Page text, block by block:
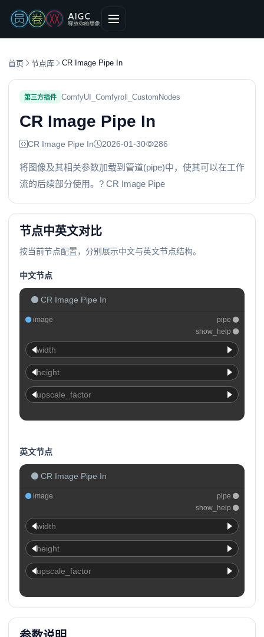
首页 节点库 CR Image Pipe In
第三方插件 ComfyUI_Comfyroll_CustomNodes
CR Image Pipe In
CR Image Pipe In 2026-01-30 286
将图像及其相关参数加载到管道(pipe)中，使其可以在工作
流的后续部分使用。? CR Image Pipe
节点中英文对比
按当前节点配置，分别展示中文与英文节点结构。
中文节点
CR Image Pipe In
image
pipe
show_help
width
height
upscale_factor
英文节点
CR Image Pipe In
image
pipe
show_help
width
height
upscale_factor